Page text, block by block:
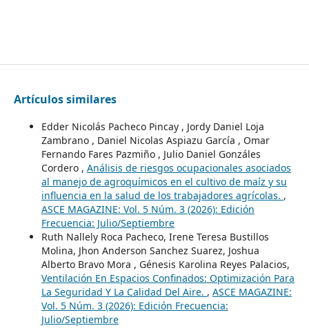
Artículos similares
Edder Nicolás Pacheco Pincay , Jordy Daniel Loja
Zambrano , Daniel Nicolas Aspiazu García , Omar
Fernando Fares Pazmiño , Julio Daniel Gonzáles
Cordero , Análisis de riesgos ocupacionales asociados
al manejo de agroquímicos en el cultivo de maíz y su
influencia en la salud de los trabajadores agrícolas. ,
ASCE MAGAZINE: Vol. 5 Núm. 3 (2026): Edición
Frecuencia: Julio/Septiembre
Ruth Nallely Roca Pacheco, Irene Teresa Bustillos
Molina, Jhon Anderson Sanchez Suarez, Joshua
Alberto Bravo Mora , Génesis Karolina Reyes Palacios,
Ventilación En Espacios Confinados: Optimización Para
La Seguridad Y La Calidad Del Aire. , ASCE MAGAZINE:
Vol. 5 Núm. 3 (2026): Edición Frecuencia:
Julio/Septiembre